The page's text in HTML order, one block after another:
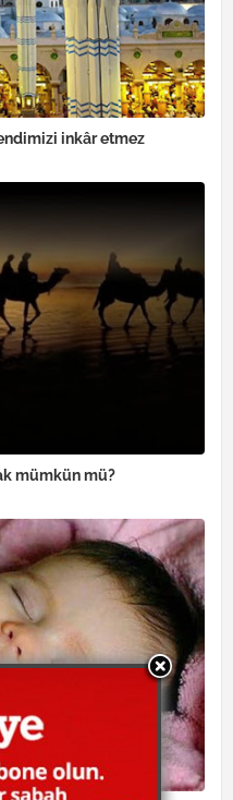
inkâr etmez
mümkün mü?